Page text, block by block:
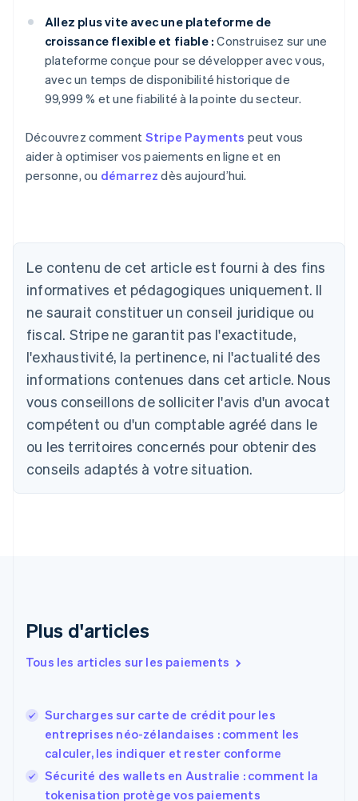
Allez plus vite avec une plateforme de
croissance flexible et fiable : Construisez sur une
plateforme conçue pour se développer avec vous,
avec un temps de disponibilité historique de
99,999 % et une fiabilité à la pointe du secteur.
Découvrez comment Stripe Payments peut vous
aider à optimiser vos paiements en ligne et en
personne, ou démarrez dès aujourd’hui.
Le contenu de cet article est fourni à des fins
informatives et pédagogiques uniquement. Il
ne saurait constituer un conseil juridique ou
fiscal. Stripe ne garantit pas l'exactitude,
l'exhaustivité, la pertinence, ni l'actualité des
informations contenues dans cet article. Nous
vous conseillons de solliciter l'avis d'un avocat
compétent ou d'un comptable agréé dans le
ou les territoires concernés pour obtenir des
conseils adaptés à votre situation.
Plus d'articles
Tous les articles sur les paiements
Surcharges sur carte de crédit pour les
entreprises néo-zélandaises : comment les
calculer, les indiquer et rester conforme
Sécurité des wallets en Australie : comment la
tokenisation protège vos paiements
Allemagne
Deutsch
Australie
English
Autriche
Belgique
NederlandsFrançaisDeutschEnglish
Brésil
PortuguêsEnglish
Bulgarie
English
English Français
Chine continentale
English
Espagne
États-Unis
EnglishEspañol 简体中文
Finlande
English Svenska